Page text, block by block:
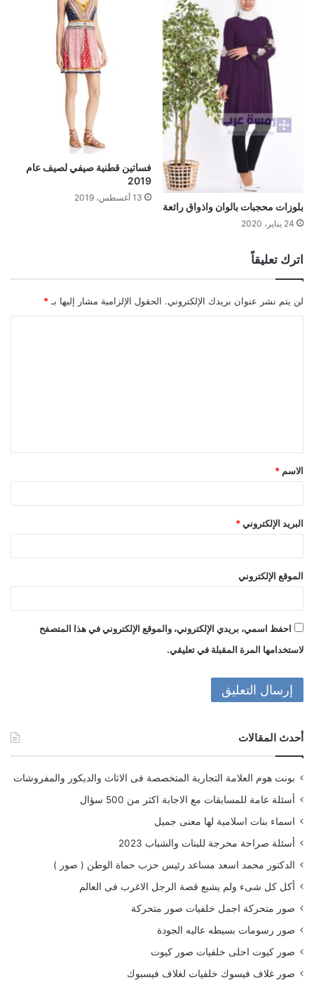
بلوزات محجبات بالوان واذواق رائعة
24 يناير، 2020
فساتين قطنية صيفي لصيف عام
2019
13 أغسطس، 2019
اترك تعليقاً
لن يتم نشر عنوان بريدك الإلكتروني. الحقول الإلزامية مشار إليها بـ *
ق
*
الاسم *
البريد الإلكتروني *
الموقع الإلكتروني
احفظ اسمي، بريدي الإلكتروني، والموقع الإلكتروني في هذا المتصفح
لاستخدامها المرة المقبلة في تعليقي.
أحدث المقالات
بونت هوم العلامة التجارية المتخصصة فى الاثاث والديكور والمفروشات
أسئلة عامة للمسابقات مع الاجابة اكثر من 500 سؤال
اسماء بنات اسلامية لها معنى جميل
أسئلة صراحة محرجة للبنات والشباب 2023
الدكتور محمد اسعد مساعد رئيس حزب حماة الوطن ( صور )
أكل كل شىء ولم يشبع قصة الرجل الاغرب فى العالم
صور متحركة اجمل خلفيات صور متحركة
صور رسومات بسيطه عاليه الجودة
صور كيوت احلى خلفيات صور كيوت
صور غلاف فيسوك خلفيات لغلاف فيسبوك